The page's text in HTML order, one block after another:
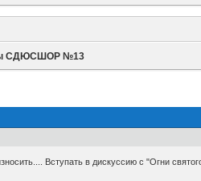
СДЮСШОР №13
Вступать в дискуссию с "Огни